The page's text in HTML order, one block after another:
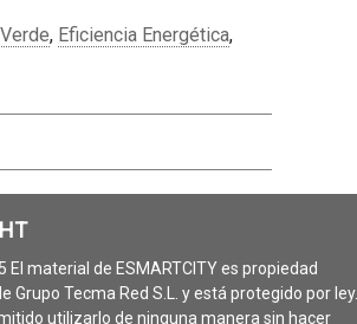
, Eficiencia Energética,
material de ESMARTCITY es propiedad
Grupo Tecma Red S.L. y está protegido por ley.
utilizarlo de ninguna manera sin hacer